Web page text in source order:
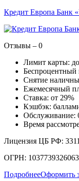
Кредит Европа Банк
Отзывы – 0
Лимит карты:
Беспроцентный
Снятие
Ежемесячный
Ставка: от 29%
Кэшбэк:
Обслуживание:
Время
Лицензия ЦБ РФ:
ОГРН: 1037739326063
ПодробнееОформить